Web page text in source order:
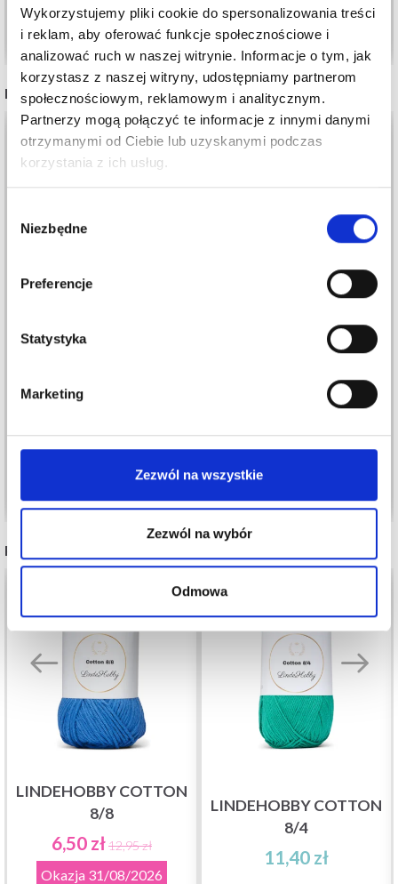
Wykorzystujemy pliki cookie do spersonalizowania treści
i reklam, aby oferować funkcje społecznościowe i
analizować ruch w naszej witrynie. Informacje o tym, jak
korzystasz z naszej witryny, udostępniamy partnerom
społecznościowym, reklamowym i analitycznym.
Partnerzy mogą połączyć te informacje z innymi danymi
otrzymanymi od Ciebie lub uzyskanymi podczas
korzystania z ich usług.
zgody
Niezbędne
Preferencje
Statystyka
Marketing
Zezwól na wszystkie
Zezwól na wybór
Odmowa
Dodaj do koszyka Dodaj do koszyka
INNI TEŻ WIDZIELI
30,95 zł
Promocja
YARN AND COLORS
10,99 zł
Zobacz wszystkie opcje
POLECANE DLA CIEBIE
LINDEHOBBY COTTON
8/8
6,50 zł12,95 zł
Okazja 31/08/2026
LINDEHOBBY COTTON
8/4
11,40 zł